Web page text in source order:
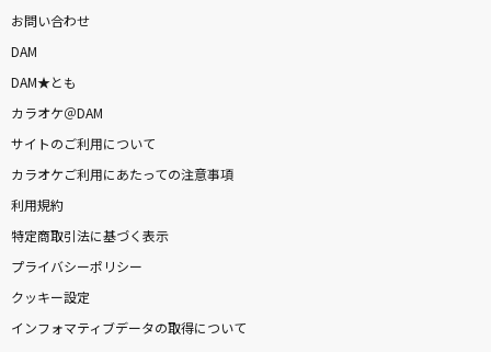
お問い合わせ
DAM
DAM★とも
カラオケ＠DAM
サイトのご利用について
カラオケご利用にあたっての注意事項
利用規約
特定商取引法に基づく表示
プライバシーポリシー
クッキー設定
インフォマティブデータの取得について